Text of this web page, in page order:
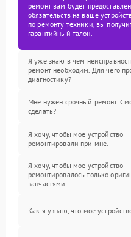
ремонт вам будет
обязательств на ваше
по ремонту техники, вы
гарантийный талон.
Я уже знаю в чем
ремонт необходим. Для чего
диагностику?
Мне нужен срочный ремонт.
сделать?
Я хочу, чтобы мое устройство
ремонтировали при мне.
Я хочу, чтобы мое устройство
ремонтировалось только
запчастями.
Как я узнаю, что мое